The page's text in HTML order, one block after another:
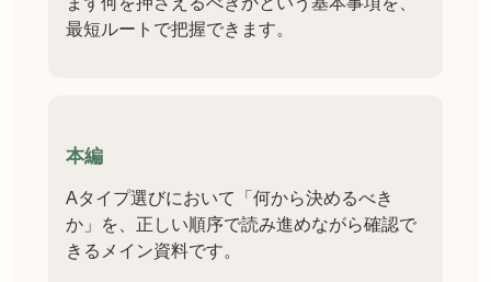
最短ルートで把握できます。
本編
Aタイプ選びにおいて「何から決めるべき
か」を、正しい順序で読み進めながら確認で
きるメイン資料です。